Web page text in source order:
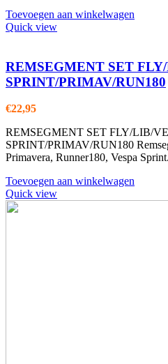
Toevoegen aan winkelwagen
Quick view
REMSEGMENT SET
SPRINT/PRIMAV/RUN180
€22,95
REMSEGMENT SET FLY/LIB/
SPRINT/PRIMAV/RUN180
Primavera, Runner180, Vespa Sprint.
Toevoegen aan winkelwagen
Quick view